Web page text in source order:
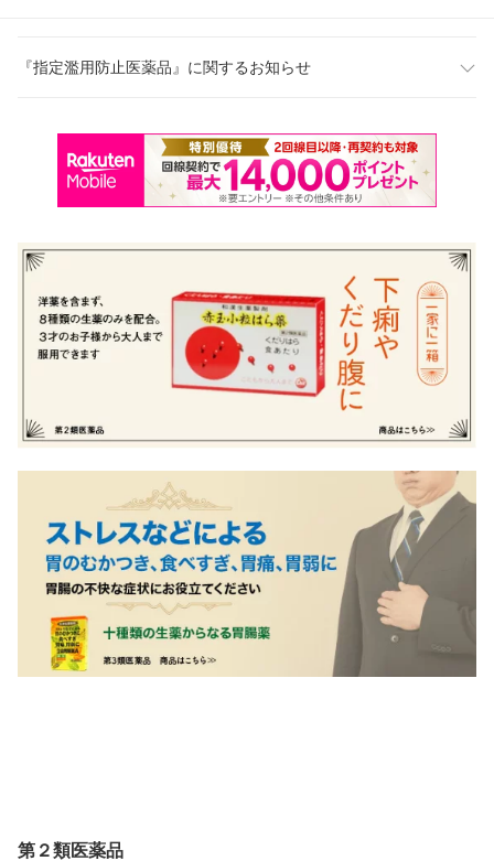
『指定濫用防止医薬品』に関するお知らせ
第２類医薬品